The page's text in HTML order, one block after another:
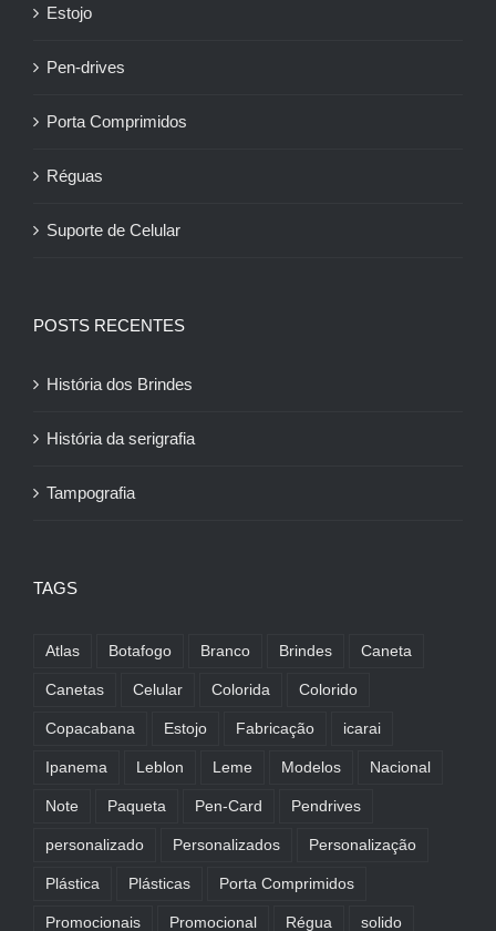
Estojo
Pen-drives
Porta Comprimidos
Réguas
Suporte de Celular
POSTS RECENTES
História dos Brindes
História da serigrafia
Tampografia
TAGS
Atlas Botafogo Branco Brindes Caneta
Canetas Celular Colorida Colorido
Copacabana Estojo Fabricação icarai
Ipanema Leblon Leme Modelos Nacional
Note Paqueta Pen-Card Pendrives
personalizado Personalizados Personalização
Plástica Plásticas Porta Comprimidos
Promocionais Promocional Régua solido